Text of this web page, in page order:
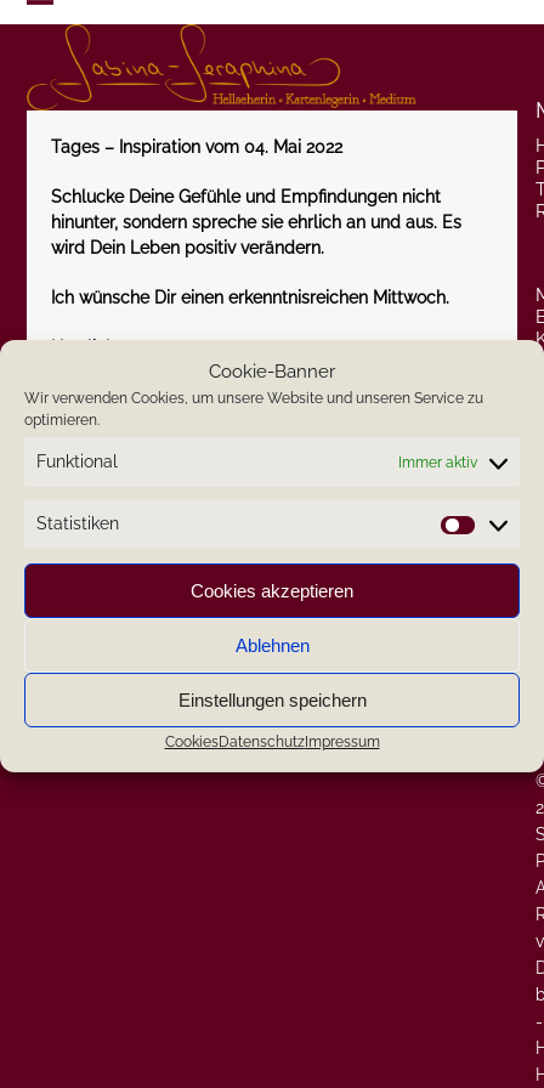
Cookie-Banner
Wir verwenden Cookies, um unsere Website und unseren Service zu
optimieren.
Funktional Immer aktiv
Statistiken
Cookies akzeptieren
Ablehnen
Einstellungen speichern
CookiesDatenschutzImpressum
Skip
Open
mobile
menu
Close
mobile
menu
Tages – Inspiration vom 04. Mai 2022
Schlucke Deine Gefühle und Empfindungen nicht
hinunter, sondern spreche sie ehrlich an und aus. Es
wird Dein Leben positiv verändern.
Ich wünsche Dir einen erkenntnisreichen Mittwoch.
Deine Sabina-Seraphina
Search
Neueste Kommentare
-